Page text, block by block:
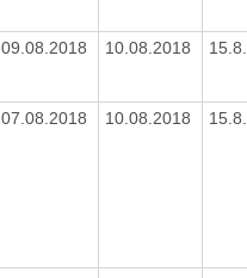
09.08.2018 10.08.2018
07.08.2018 10.08.2018